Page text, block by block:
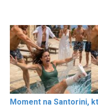
Moment na Santorini,